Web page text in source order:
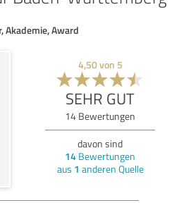
Akademie, Award
4,50von 5
SEHR GUT
14 Bewertungen
davon sind
14 Bewertungen
aus 1 anderen Quelle